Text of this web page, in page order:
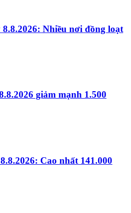
Nhiều nơi đồng loạt
giảm mạnh 1.500
Cao nhất 141.000